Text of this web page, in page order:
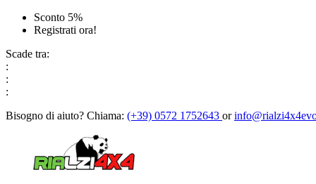
Sconto 5%
Registrati ora!
Scade tra:
:
:
:
Bisogno di aiuto? Chiama: (+39) 0572 1752643 or